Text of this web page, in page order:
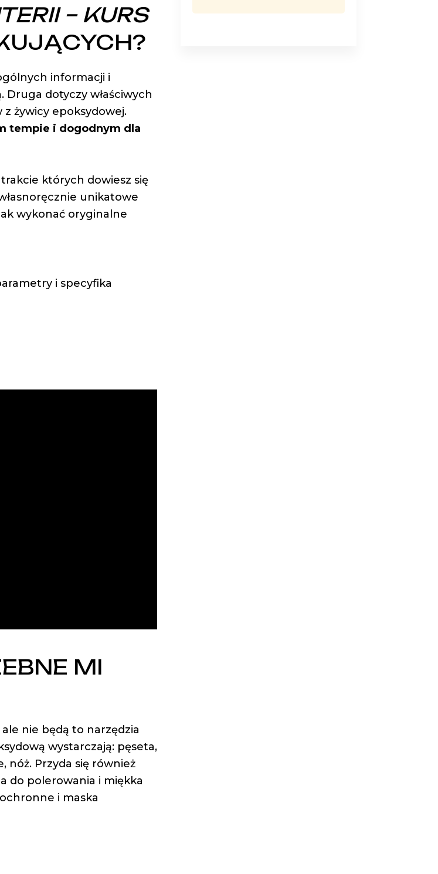
– KURS
informacji i
dotyczy właściwych
żywicy epoksydowej.
tempie i dogodnym dla
których dowiesz się
unikatowe
wykonać oryginalne
i specyfika
MI
nie będą to narzędzia
wystarczają: pęseta,
nóż. Przyda się również
do polerowania i miękka
i maska